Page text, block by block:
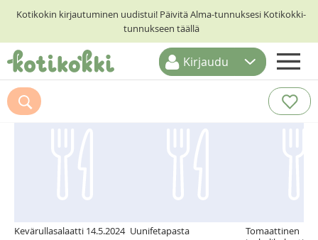
Kotikokin kirjautuminen uudistui! Päivitä Alma-tunnuksesi Kotikokki-
tunnukseen täällä
ETUSIVU
RESEPTIHAKU
Kirjaudu
Suosittelemme myös
Kevärullasalaatti 14.5.2024 Uunifetapasta
Tomaattinen